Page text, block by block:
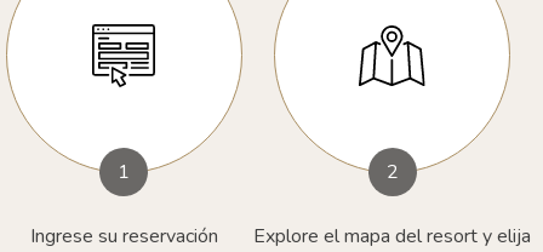
1
Ingrese su reservación
2
Explore el mapa del resort y elija